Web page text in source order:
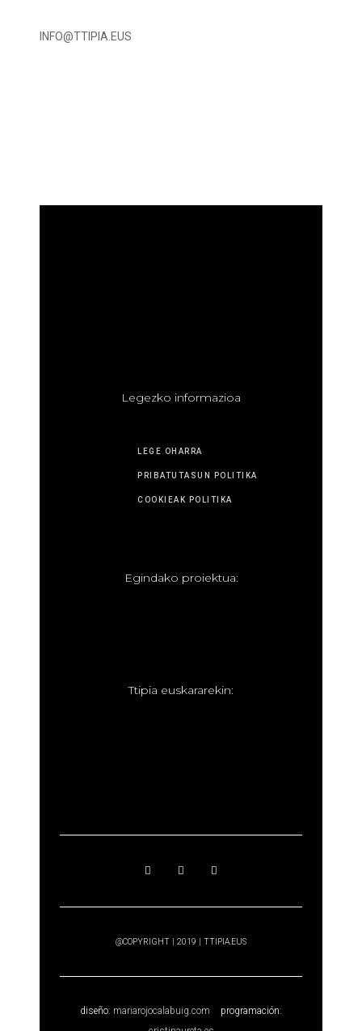
INFO@TTIPIA.EUS
Legezko informazioa
LEGE OHARRA
PRIBATUTASUN POLITIKA
COOKIEAK POLITIKA
Egindako proiektua:
Ttipia euskararekin:
@COPYRIGHT | 2019 | TTIPIA.EUS
diseño: mariarojocalabuig.com
programación: